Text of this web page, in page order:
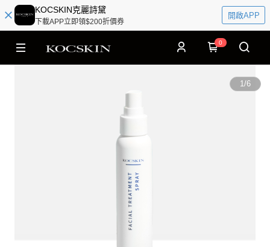
KOCSKIN克麗詩黛
下載APP立即領$200折價券
開啟APP
0
1/6